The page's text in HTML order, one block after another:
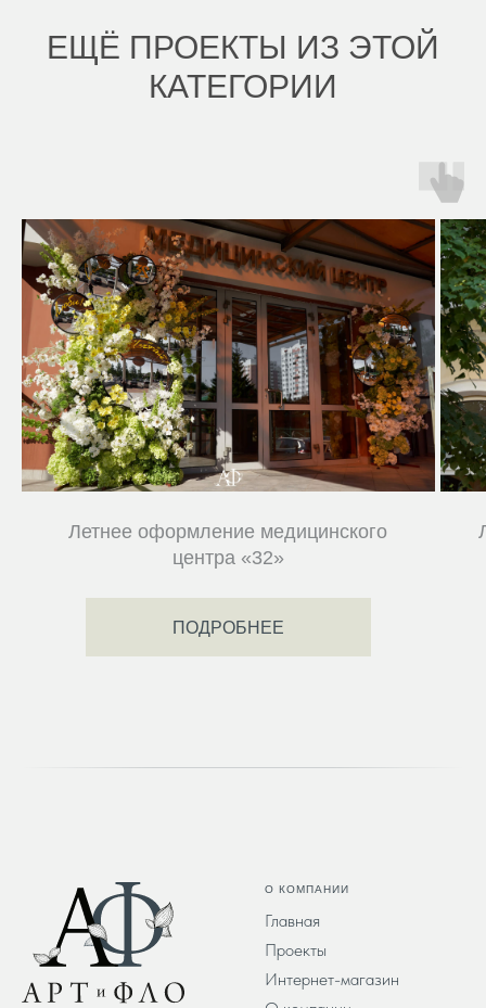
ЕЩЁ ПРОЕКТЫ ИЗ ЭТОЙ
КАТЕГОРИИ
Летнее оформление медицинского
центра «32»
ПОДРОБНЕЕ
О КОМПАНИИ
Главная
Проекты
Интернет-магазин